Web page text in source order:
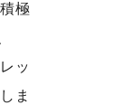
極
ッ
ま